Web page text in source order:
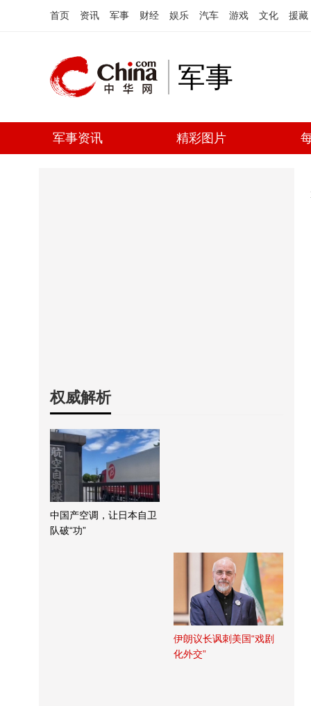
首页 资讯 军事 财经 娱乐 汽车 游戏 文化 援藏
军事
军事资讯 精彩图片
权威解析
中国产空调，让日本自卫
队破“功”
伊朗议长讽刺美国“戏剧
化外交”